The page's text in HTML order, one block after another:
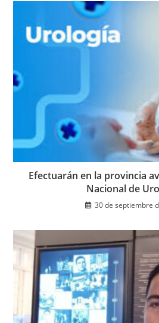
Efectuarán en la provincia
Nacional de
30 de septiembre